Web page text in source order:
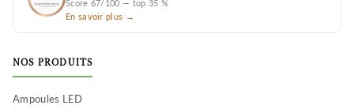
Score 67/100 — top 35 %
En savoir plus →
NOS PRODUITS
Ampoules LED